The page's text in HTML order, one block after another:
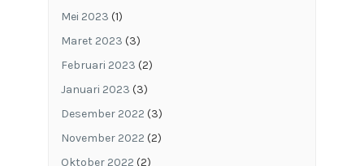
Mei 2023 (1)
Maret 2023 (3)
Februari 2023 (2)
Januari 2023 (3)
Desember 2022 (3)
November 2022 (2)
Oktober 2022 (2)